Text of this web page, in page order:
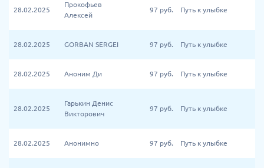
28.02.2025
Прокофьев
Алексей
97 руб. Путь к улыбке
28.02.2025 GORBAN SERGEI 97 руб. Путь к улыбке
28.02.2025 Аноним Ди 97 руб. Путь к улыбке
28.02.2025
Гарькин Денис
Викторович
97 руб. Путь к улыбке
28.02.2025 Анонимно 97 руб. Путь к улыбке